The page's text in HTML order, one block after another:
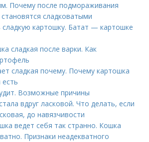
Почему после подмораживания
сладковатыми
картошку. Батат — картошке
сладкая после варки. Как
сладкая почему. Почему картошка
Возможные причины
вдруг ласковой. Что делать, если
до навязчивости
ведет себя так странно. Кошка
Признаки неадекватного